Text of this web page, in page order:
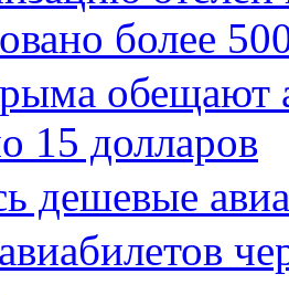
более
обещают
15 долларов
дешевые